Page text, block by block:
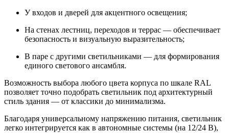
У входов и дверей для акцентного освещения;
На стенах лестниц, переходов и террас — обеспечивает
безопасность и визуальную выразительность;
В паре с другими светильниками — для формирования
единого светового ансамбля.
Возможность выбора любого цвета корпуса по шкале RAL
позволяет точно подобрать светильник под архитектурный
стиль здания — от классики до минимализма.
Благодаря универсальному напряжению питания, светильник
легко интегрируется как в автономные системы (на 12/24 В),